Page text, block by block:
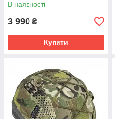
В наявності
3 990 ₴
Купити